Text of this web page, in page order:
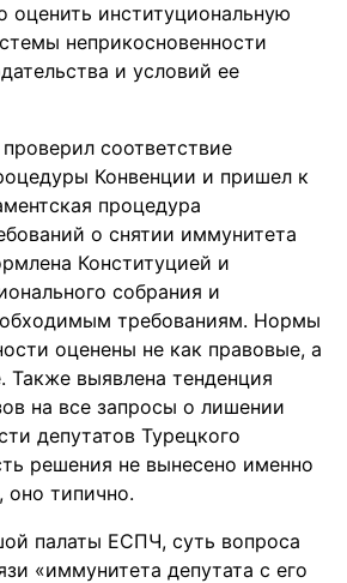
оценить институциональную
неприкосновенности
и условий ее
соответствие
Конвенции и пришел к
процедура
о снятии иммунитета
Конституцией и
собрания и
требованиям. Нормы
оценены не как правовые, а
Также выявлена тенденция
на все запросы о лишении
депутатов Турецкого
решения не вынесено именно
оно типично.
палаты ЕСПЧ, суть вопроса
«иммунитета депутата с его